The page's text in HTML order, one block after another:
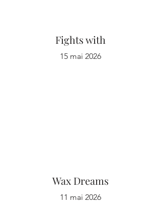
Fights with
15 mai 2026
Wax Dreams
11 mai 2026